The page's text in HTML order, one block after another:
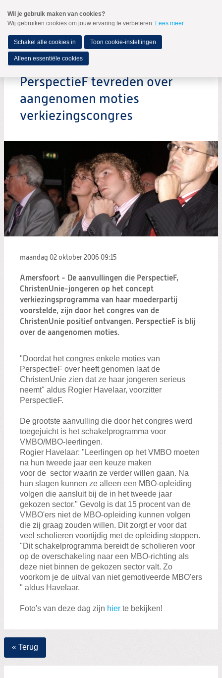
naar
Spring
de
inhoud
Spring
naar
hoofdmenu
MENU
Zoeken:
Zoeken
PerspectieF tevreden over
aangenomen moties
verkiezingscongres
maandag 02 oktober 2006 09:15
Amersfoort - De aanvullingen die PerspectieF,
ChristenUnie-jongeren op het concept
verkiezingsprogramma van haar moederpartij
voorstelde, zijn door het congres van de
ChristenUnie positief ontvangen. PerspectieF is blij
over de aangenomen moties.
"Doordat het congres enkele moties van
PerspectieF over heeft genomen laat de
ChristenUnie zien dat ze haar jongeren serieus
neemt" aldus Rogier Havelaar, voorzitter
PerspectieF.
De grootste aanvulling die door het congres werd
toegejuicht is het schakelprogramma voor
VMBO/MBO-leerlingen.
Rogier Havelaar: "Leerlingen op het VMBO moeten
na hun tweede jaar een keuze maken
voor de sector waarin ze verder willen gaan. Na
hun slagen kunnen ze alleen een MBO-opleiding
volgen die aansluit bij de in het tweede jaar
gekozen sector." Gevolg is dat 15 procent van de
VMBO'ers niet de MBO-opleiding kunnen volgen
die zij graag zouden willen. Dit zorgt er voor dat
veel scholieren voortijdig met de opleiding stoppen.
"Dit schakelprogramma bereidt de scholieren voor
op de overschakeling naar een MBO-richting als
deze niet binnen de gekozen sector valt. Zo
voorkom je de uitval van niet gemotiveerde MBO'ers
" aldus Havelaar.
Foto's van deze dag zijn hier te bekijken!
« Terug
Wil je gebruik maken van cookies?
Wij gebruiken cookies om jouw ervaring te verbeteren. Lees meer.
Schakel alle cookies in Toon cookie-instellingen
Alleen essentiële cookies